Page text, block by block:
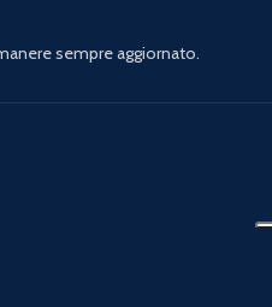
sempre aggiornato.